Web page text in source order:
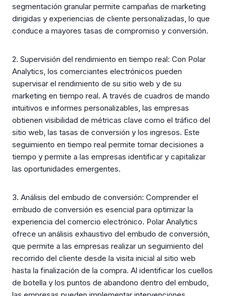
segmentación granular permite campañas de marketing
dirigidas y experiencias de cliente personalizadas, lo que
conduce a mayores tasas de compromiso y conversión.
2. Supervisión del rendimiento en tiempo real: Con Polar
Analytics, los comerciantes electrónicos pueden
supervisar el rendimiento de su sitio web y de su
marketing en tiempo real. A través de cuadros de mando
intuitivos e informes personalizables, las empresas
obtienen visibilidad de métricas clave como el tráfico del
sitio web, las tasas de conversión y los ingresos. Este
seguimiento en tiempo real permite tomar decisiones a
tiempo y permite a las empresas identificar y capitalizar
las oportunidades emergentes.
3. Análisis del embudo de conversión: Comprender el
embudo de conversión es esencial para optimizar la
experiencia del comercio electrónico. Polar Analytics
ofrece un análisis exhaustivo del embudo de conversión,
que permite a las empresas realizar un seguimiento del
recorrido del cliente desde la visita inicial al sitio web
hasta la finalización de la compra. Al identificar los cuellos
de botella y los puntos de abandono dentro del embudo,